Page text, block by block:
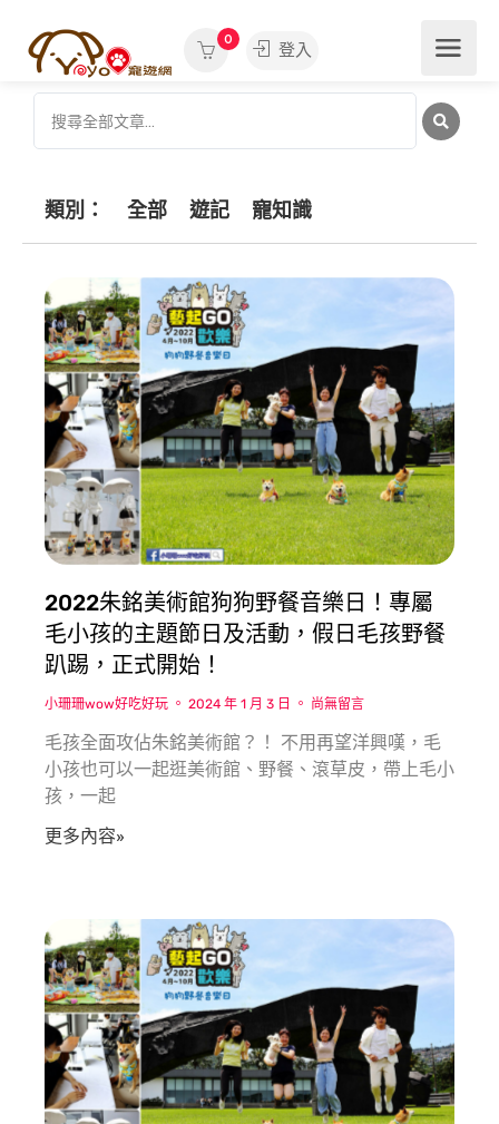
0
登入
類別： 全部 遊記 寵知識
2022朱銘美術館狗狗野餐音樂日！專屬
毛小孩的主題節日及活動，假日毛孩野餐
趴踢，正式開始！
小珊珊wow好吃好玩 2024 年 1 月 3 日 尚無留言
毛孩全面攻佔朱銘美術館？！ 不用再望洋興嘆，毛
小孩也可以一起逛美術館、野餐、滾草皮，帶上毛小
孩，一起
更多內容»